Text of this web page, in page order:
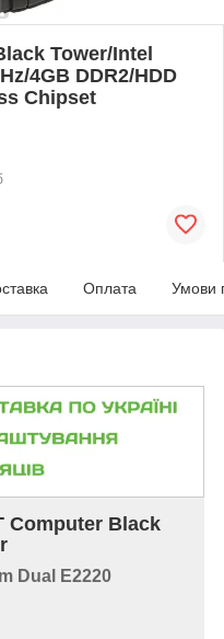
Tower/Intel
4GB DDR2/HDD
Chipset
Оплата Умови
Computer Black
Dual E2220